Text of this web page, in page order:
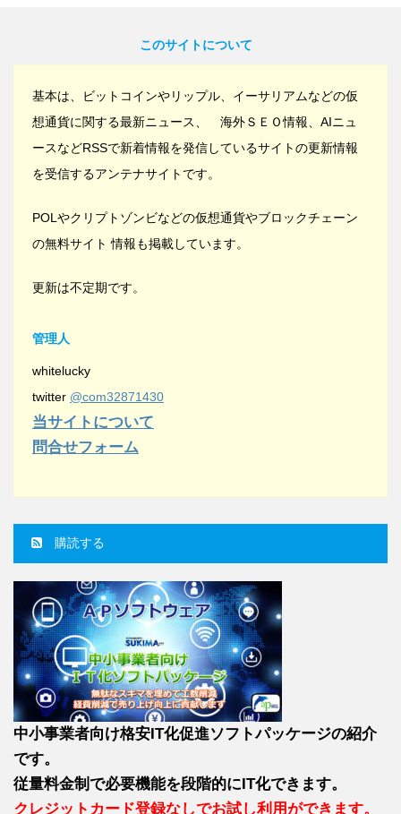
このサイトについて
基本は、ビットコインやリップル、イーサリアムなどの仮
想通貨に関する最新ニュース、 海外ＳＥＯ情報、AIニュ
ースなどRSSで新着情報を発信しているサイトの更新情報
を受信するアンテナサイトです。
POLやクリプトゾンビなどの仮想通貨やブロックチェーン
の無料サイト 情報も掲載しています。
更新は不定期です。
管理人
whitelucky
twitter @com32871430
当サイトについて
問合せフォーム
購読する
中小事業者向け格安IT化促進ソフトパッケージの紹介
です。
従量料金制で必要機能を段階的にIT化できます。
クレジットカード登録なしでお試し利用ができます。